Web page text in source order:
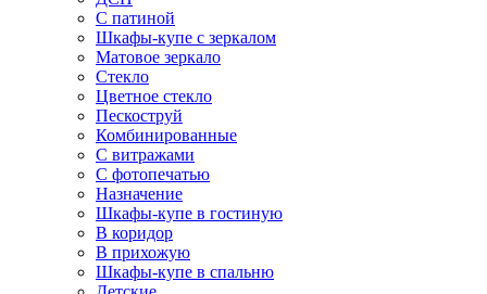
С патиной
Шкафы-купе с зеркалом
Матовое зеркало
Стекло
Цветное стекло
Пескоструй
Комбинированные
С витражами
С фотопечатью
Назначение
Шкафы-купе в гостиную
В коридор
В прихожую
Шкафы-купе в спальню